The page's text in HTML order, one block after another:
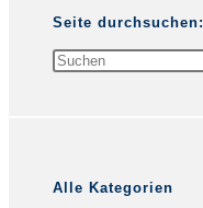
Seite durchsuchen:
Alle Kategorien